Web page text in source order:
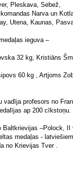
Pleskava, Sebež,
Narva un
Utena, Kaunas,
ieguva –
32 kg, Kristiāns
60 kg , Artjoms
vadīja profesors no
ap 200 cīkstoņu.
Baltkrievijas –Polock, II
medaļas - latviešiem
no Krievijas Tver .